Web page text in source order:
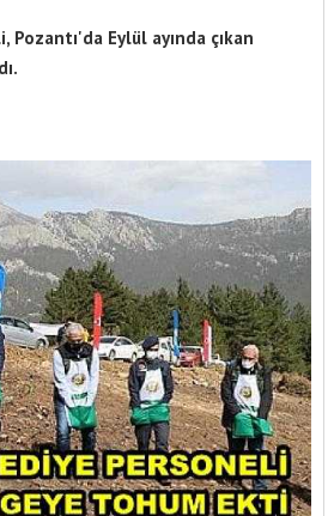
Eylül ayında çıkan